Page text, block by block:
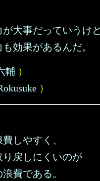
大事だっていうけど
効果があるんだ。
輔 ）
）
しやすく、
り戻しにくいのが
費である。